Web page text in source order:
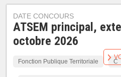
DATE CONCOURS
ATSEM principal,
octobre 2026
Fonction Publique Territoriale C